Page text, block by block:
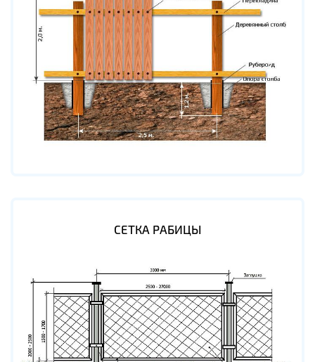
СЕТКА РАБИЦЫ